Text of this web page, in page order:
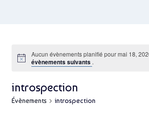
Aucun évènements planifié pour mai 18,
évènements suivants .
introspection
Évènements introspection